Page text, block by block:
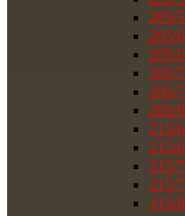
205/
205/
205/
205/
205/
205/
215/
215/
215/
215/
215/